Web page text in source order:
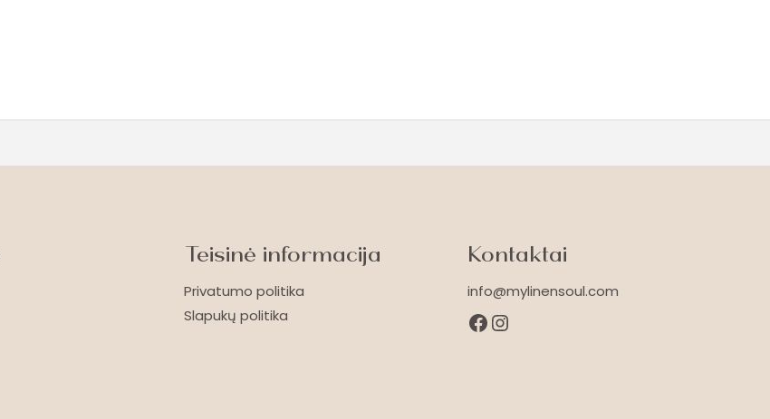
Teisinė informacija
Privatumo politika
Slapukų politika
Kontaktai
info@mylinensoul.com
Facebook
Instagram